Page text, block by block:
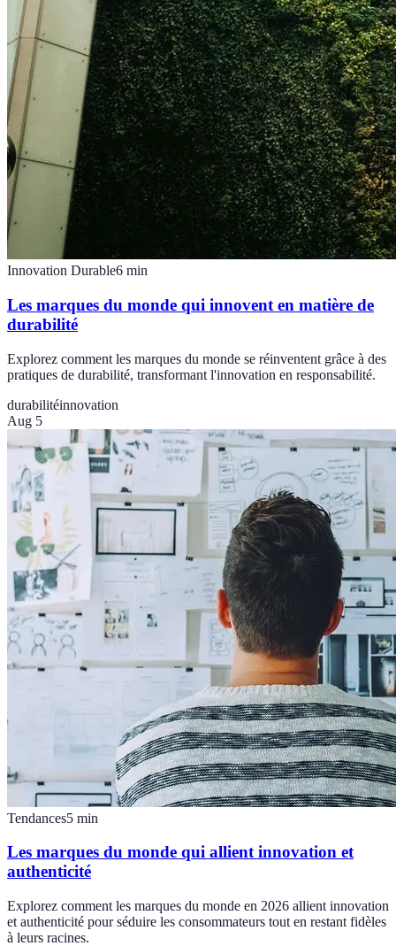
Innovation Durable6 min
Les marques du monde qui innovent en matière de
durabilité
Explorez comment les marques du monde se réinventent grâce à des
pratiques de durabilité, transformant l'innovation en responsabilité.
durabilitéinnovation
Aug 5
Tendances5 min
Les marques du monde qui allient innovation et
authenticité
Explorez comment les marques du monde en 2026 allient innovation
et authenticité pour séduire les consommateurs tout en restant fidèles
à leurs racines.